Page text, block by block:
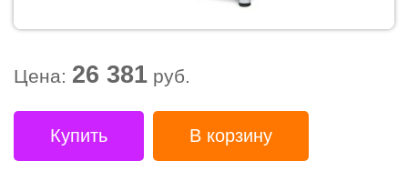
Цена: 26 381 руб.
Купить В корзину